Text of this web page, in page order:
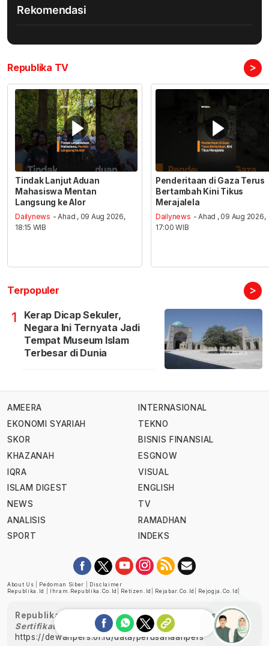
Rekomendasi
Republika TV >
Tindak Lanjut Aduan
Mahasiswa Mentan
Langsung ke Alor
Dailynews - Ahad , 09 Aug 2026,
18:15 WIB
Penderitaan di Gaza Terus
Bertambah Kini Tikus
Merajalela
Dailynews - Ahad , 09 Aug 2026,
17:00 WIB
Terpopuler >
1
Kerap Dicap Sekuler,
Negara Ini Ternyata Jadi
Tempat Museum Islam
Terbesar di Dunia
AMEERA
EKONOMI SYARIAH
SKOR
KHAZANAH
IQRA
ISLAM DIGEST
NEWS
ANALISIS
SPORT
INTERNASIONAL
TEKNO
BISNIS FINANSIAL
ESGNOW
VISUAL
ENGLISH
TV
RAMADHAN
INDEKS
About Us Pedoman Siber
Disclaimer
Republika.id
Ihram.republika.co.id Retizen.id Rejabar.co.id Rejogja.co.id
Republika telah diverifikasi oleh Dewan Pers
Sertifikat Nomor 1058/DP-Verifikasi/K/XII/2022
https://dewanpers.or.id/data/perusahaanpers